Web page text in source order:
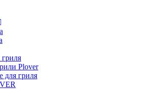
Plover
для гриля